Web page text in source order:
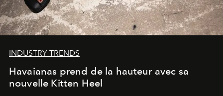
INDUSTRY TRENDS
Havaianas prend de la hauteur avec sa
nouvelle Kitten Heel